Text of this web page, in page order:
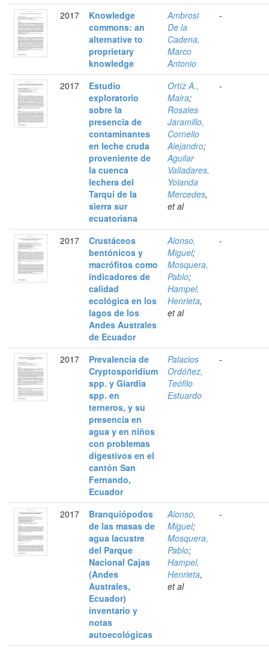
2017
Knowledge
commons: an
alternative to
proprietary
knowledge
Ambrosi
De la
Cadena,
Marco
Antonio
-
2017
Estudio
exploratorio
sobre la
presencia de
contaminantes
en leche cruda
proveniente de
la cuenca
lechera del
Tarqui de la
sierra sur
ecuatoriana
Ortíz A.,
Maira;
Rosales
Jaramillo,
Cornelio
Alejandro;
Aguilar
Valladares,
Yolanda
Mercedes,
et al
-
2017
Crustáceos
bentónicos y
macrófitos como
indicadores de
calidad
ecológica en los
lagos de los
Andes Australes
de Ecuador
Alonso,
Miguel;
Mosquera,
Pablo;
Hampel,
Henrieta,
et al
-
2017
Prevalencia de
Cryptosporidium
spp. y Giardia
spp. en
terneros, y su
presencia en
agua y en niños
con problemas
digestivos en el
cantón San
Fernando,
Ecuador
Palacios
Ordóñez,
Teófilo
Estuardo
-
2017
Branquiópodos
de las masas de
agua lacustre
del Parque
Nacional Cajas
(Andes
Australes,
Ecuador)
inventario y
notas
autoecológicas
Alonso,
Miguel;
Mosquera,
Pablo;
Hampel,
Henrieta,
et al
-